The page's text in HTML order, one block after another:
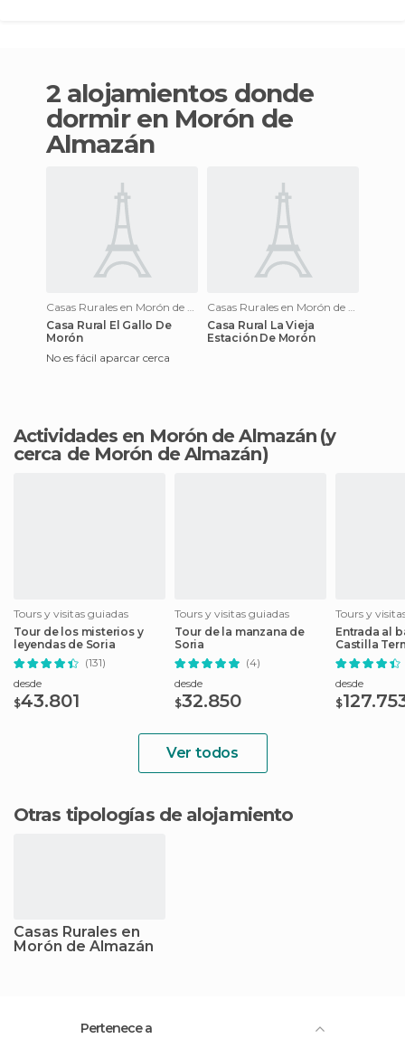
2 alojamientos donde
dormir en Morón de
Almazán
Casa Rural El Gallo De
Morón
No es fácil aparcar cerca
Casa Rural La Vieja
Estación De Morón
Actividades en Morón de Almazán (y
cerca de Morón de Almazán)
Tours y visitas guiadas
Tour de los misterios y
leyendas de Soria
(131)
desde
$43.801
Tours y visitas guiadas
Tour de la manzana de
Soria
(4)
desde
$32.850
Tours y
Entrada al
Castilla
Osma
desde
$
Ver todos
Otras tipologías de alojamiento
Casas Rurales en
Morón de Almazán
Pertenece a